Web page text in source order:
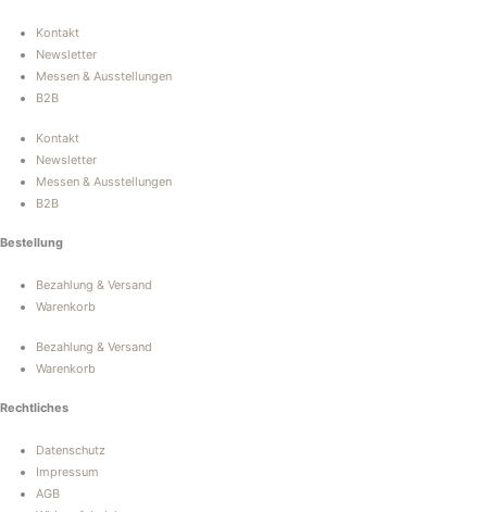
Kontakt
Newsletter
Messen & Ausstellungen
B2B
Kontakt
Newsletter
Messen & Ausstellungen
B2B
Bestellung
Bezahlung & Versand
Warenkorb
Bezahlung & Versand
Warenkorb
Rechtliches
Datenschutz
Impressum
AGB